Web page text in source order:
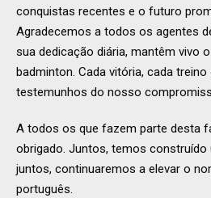
conquistas recentes e o futuro
Agradecemos a todos os agentes
sua dedicação diária, mantêm vivo
badminton. Cada vitória, cada
testemunhos do nosso
A todos os que fazem parte desta
obrigado. Juntos, temos construído
juntos, continuaremos a elevar o
português.